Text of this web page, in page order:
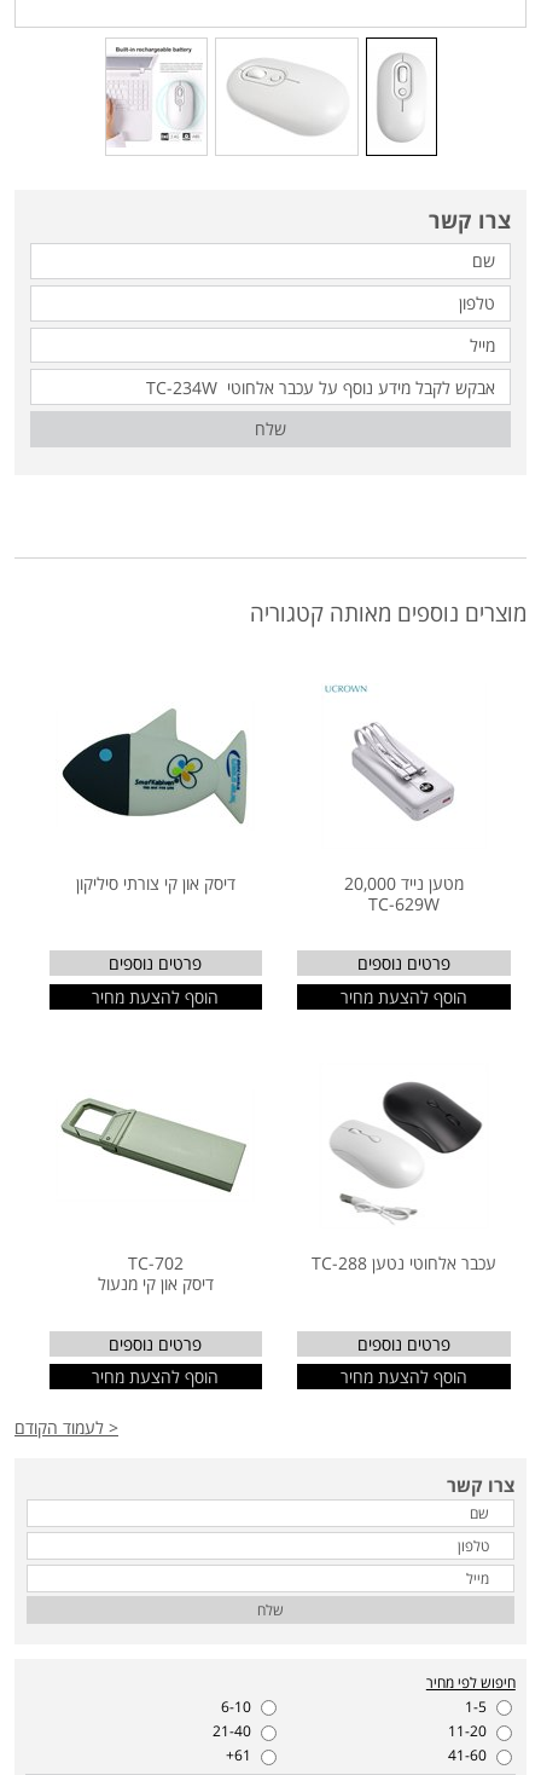
צרו קשר
שלח
מוצרים נוספים מאותה קטגוריה
מטען נייד 20,000
TC-629W
פרטים נוספים
הוסף להצעת מחיר
דיסק און קי צורתי סיליקון
פרטים נוספים
הוסף להצעת מחיר
עכבר אלחוטי נטען TC-288
פרטים נוספים
הוסף להצעת מחיר
TC-702
דיסק און קי מנעול
פרטים נוספים
הוסף להצעת מחיר
< לעמוד הקודם
צרו קשר
שלח
חיפוש לפי מחיר
1-5
6-10
11-20
21-40
41-60
61+